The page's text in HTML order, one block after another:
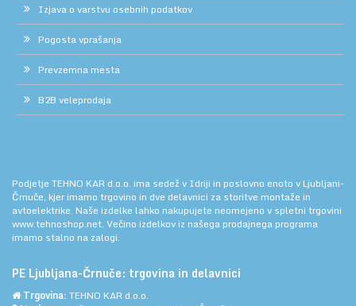
Izjava o varstvu osebnih podatkov
Pogosta vprašanja
Prevzemna mesta
B2B veleprodaja
Podjetje TEHNO KAR d.o.o. ima sedež v Idriji in poslovno enoto v Ljubljani-
Črnuče, kjer imamo trgovino in dve delavnici za storitve montaže in
avtoelektrike. Naše izdelke lahko nakupujete neomejeno v spletni trgovini
www.tehnoshop.net. Večino izdelkov iz našega prodajnega programa
imamo stalno na zalogi.
PE Ljubljana-Črnuče: trgovina in delavnici
Trgovina: TEHNO KAR d.o.o.